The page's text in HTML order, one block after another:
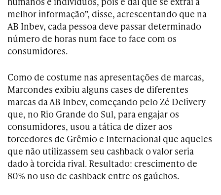
melhor informação”, disse, acrescentando que na
AB Inbev, cada pessoa deve passar determinado
número de horas num face to face com os
consumidores.
Como de costume nas apresentações de marcas,
Marcondes exibiu alguns cases de diferentes
marcas da AB Inbev, começando pelo Zé Delivery
que, no Rio Grande do Sul, para engajar os
consumidores, usou a tática de dizer aos
torcedores de Grêmio e Internacional que aqueles
que não utilizassem seu cashback o valor seria
dado à torcida rival. Resultado: crescimento de
80% no uso de cashback entre os gaúchos.